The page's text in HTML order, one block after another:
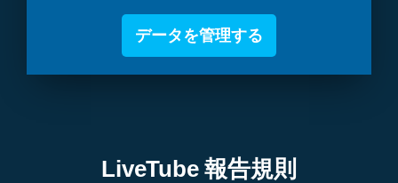
データを管理する
LiveTube 報告規則